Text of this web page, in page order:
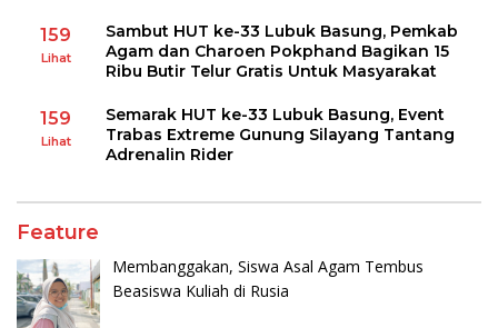
159
Lihat
Sambut HUT ke-33 Lubuk Basung, Pemkab
Agam dan Charoen Pokphand Bagikan 15
Ribu Butir Telur Gratis Untuk Masyarakat
159
Lihat
Semarak HUT ke-33 Lubuk Basung, Event
Trabas Extreme Gunung Silayang Tantang
Adrenalin Rider
Feature
Membanggakan, Siswa Asal Agam Tembus
Beasiswa Kuliah di Rusia